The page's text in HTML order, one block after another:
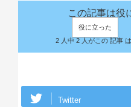
この記事は役
役に立った
2 人中 2 人がこの 記事
Twitter